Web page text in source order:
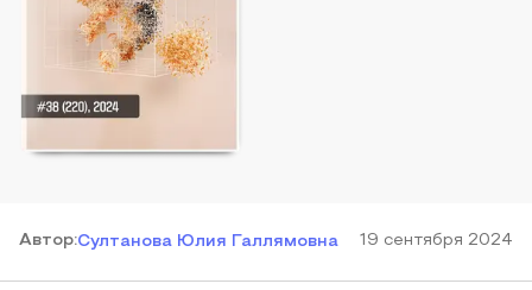
Автор:Султанова Юлия Галлямовна 19 сентября 2024